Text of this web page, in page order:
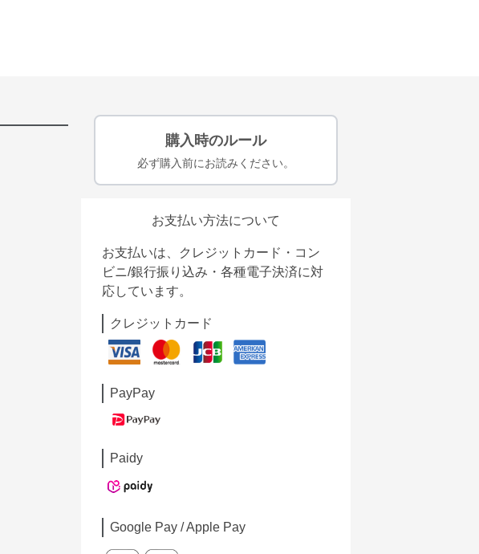
購入時のルール
必ず購入前にお読みください。
お支払い方法について
お支払いは、クレジットカード・コン
ビニ/銀行振り込み・各種電子決済に対
応しています。
クレジットカード
PayPay
Paidy
Google Pay / Apple Pay